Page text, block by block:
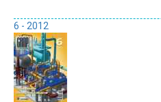
6 - 2012